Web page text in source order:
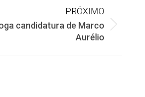
PRÓXIMO
candidatura de Marco
Aurélio